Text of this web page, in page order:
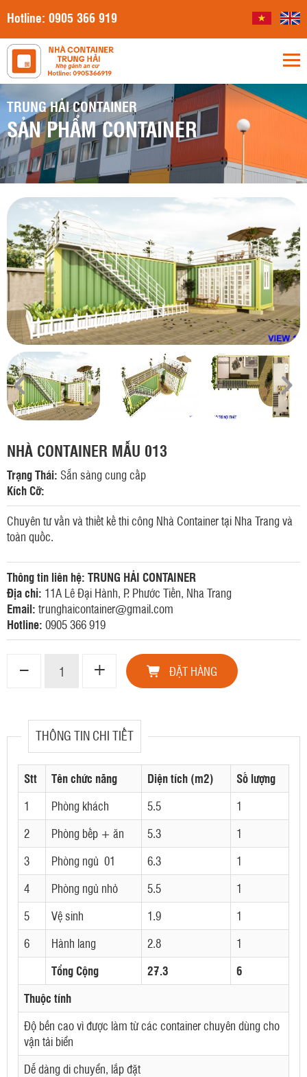
Hotline: 0905 366 919
TRUNG HẢI CONTAINER
SẢN PHẨM CONTAINER
NHÀ CONTAINER MẪU 013
Trạng Thái: Sẵn sàng cung cấp
Kích Cỡ:
Chuyên tư vấn và thiết kế thi công Nhà Container tại Nha Trang và
toàn quốc.
Thông tin liên hệ: TRUNG HẢI CONTAINER
Địa chỉ: 11A Lê Đại Hành, P. Phước Tiến, Nha Trang
Email: trunghaicontainer@gmail.com
Hotline: 0905 366 919
ĐẶT HÀNG
THÔNG TIN CHI TIẾT
Stt Tên chức năng Diện tích (m2)
Số lượng
1
Phòng khách 5.5
1
2
Phòng bếp + ăn 5.3
1
3
Phòng ngủ 01 6.3
1
4
Phòng ngủ nhỏ 5.5
1
5
Vệ sinh 1.9
1
6
Hành lang 2.8
1
Tổng Cộng
27.3
6
Thuộc tính
Độ bền cao vì được làm từ các container chuyên dùng cho
vận tải biển
Dễ dàng di chuyển, lắp đặt